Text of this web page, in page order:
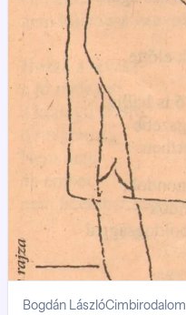
Bogdán LászlóCimbirodalom